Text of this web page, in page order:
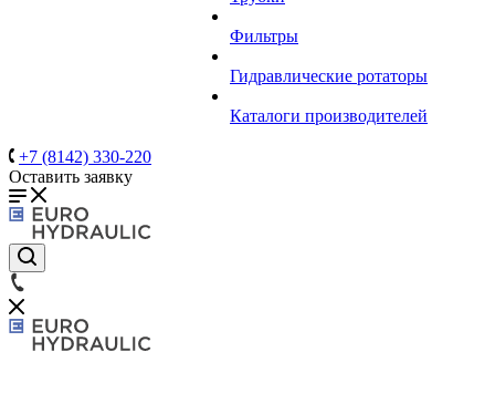
Фильтры
Гидравлические ротаторы
Каталоги производителей
+7 (8142) 330-220
Оставить заявку